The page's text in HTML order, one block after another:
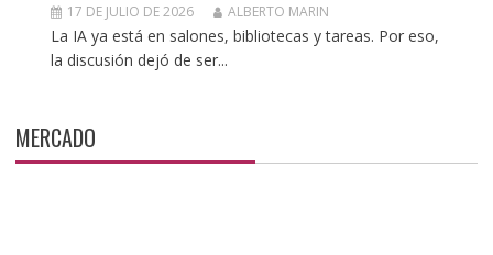
17 DE JULIO DE 2026 ALBERTO MARIN
La IA ya está en salones, bibliotecas y tareas. Por eso,
la discusión dejó de ser...
MERCADO